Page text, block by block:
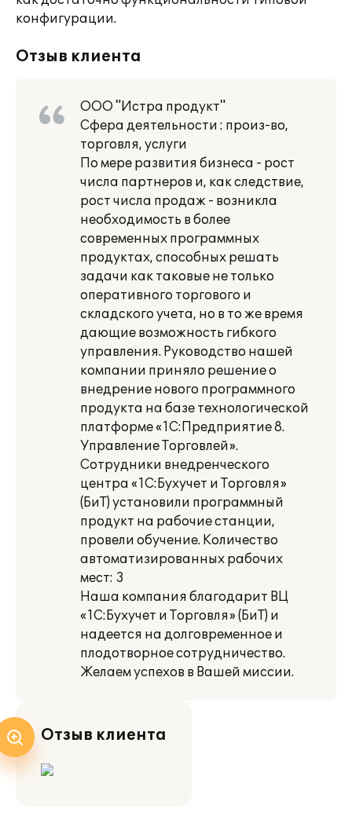
конфигурации.
Отзыв клиента
ООО "Истра продукт"
Сфера деятельности : произ-во,
торговля, услуги
По мере развития бизнеса - рост
числа партнеров и, как следствие,
рост числа продаж - возникла
необходимость в более
современных программных
продуктах, способных решать
задачи как таковые не только
оперативного торгового и
складского учета, но в то же время
дающие возможность гибкого
управления. Руководство нашей
компании приняло решение о
внедрение нового программного
продукта на базе технологической
платформе «1С:Предприятие 8.
Управление Торговлей».
Сотрудники внедренческого
центра «1С:Бухучет и Торговля»
(БиТ) установили программный
продукт на рабочие станции,
провели обучение. Количество
автоматизированных рабочих
мест: 3
Наша компания благодарит ВЦ
«1С:Бухучет и Торговля» (БиТ) и
надеется на долговременное и
плодотворное сотрудничество.
Желаем успехов в Вашей миссии.
Отзыв клиента